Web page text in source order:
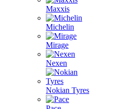
Maxxis
Michelin
Mirage
Nexen
Nokian Tyres